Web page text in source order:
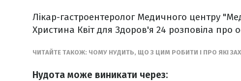
Лікар-гастроентеролог Медичного центру
Христина Квіт для Здоров'я 24 розповіла про
ЧИТАЙТЕ ТАКОЖ: ЧОМУ НУДИТЬ, ЩО З ЦИМ РОБИТИ І ПРО ЯКІ
Нудота може виникати через: